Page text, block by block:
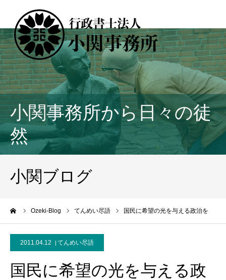
小関事務所から日々の徒
然
小関ブログ
Ozeki-Blog てんめい尽語 国民に希望の光を与える政治を
2011.04.12 てんめい尽語
国民に希望の光を与える政